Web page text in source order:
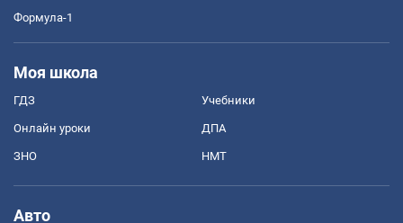
Формула-1
Моя школа
ГДЗ Учебники
Онлайн уроки ДПА
ЗНО НМТ
Авто